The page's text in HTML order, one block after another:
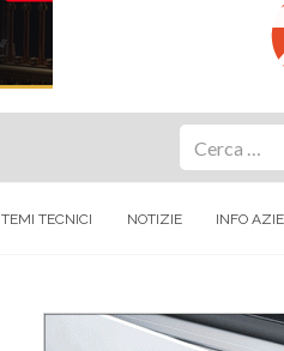
TEMI TECNICI NOTIZIE INFO